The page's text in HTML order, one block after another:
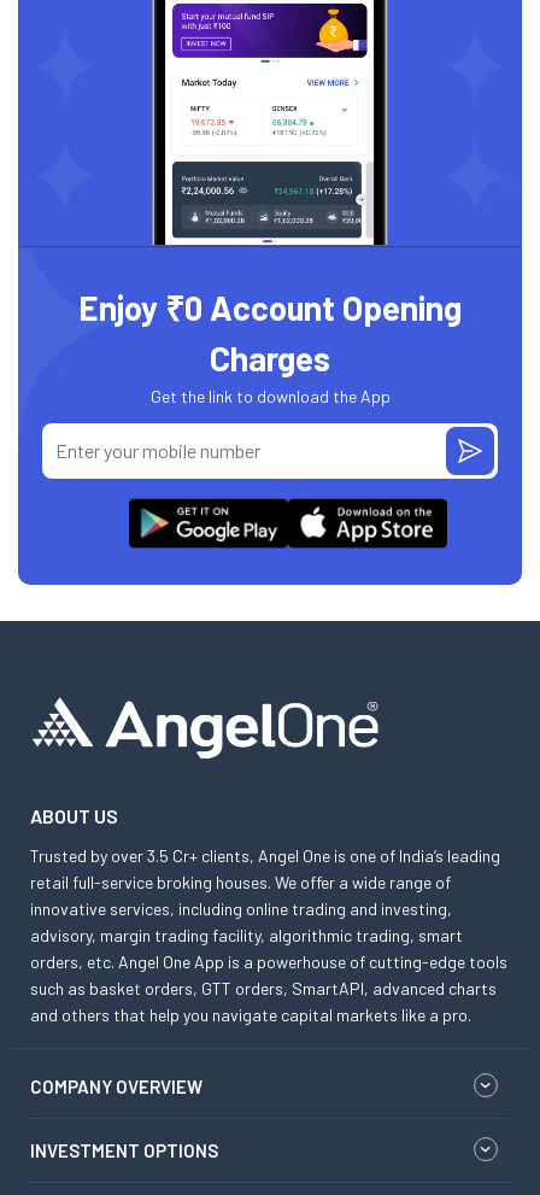
Enjoy ₹0 Account Opening
Charges
Get the link to download the App
ABOUT US
Trusted by over 3.5 Cr+ clients, Angel One is one of India’s leading
retail full-service broking houses. We offer a wide range of
innovative services, including online trading and investing,
advisory, margin trading facility, algorithmic trading, smart
orders, etc. Angel One App is a powerhouse of cutting-edge tools
such as basket orders, GTT orders, SmartAPI, advanced charts
and others that help you navigate capital markets like a pro.
COMPANY OVERVIEW
INVESTMENT OPTIONS